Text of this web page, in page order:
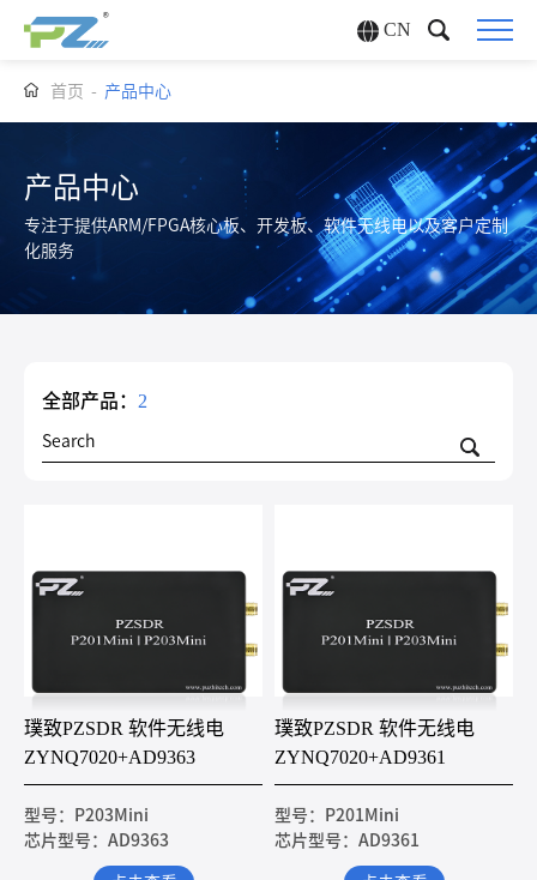
CN
首页 - 产品中心
产品中心
专注于提供ARM/FPGA核心板、开发板、软件无线电以及客户定制
化服务
全部产品： 2
璞致PZSDR 软件无线电
ZYNQ7020+AD9363
型号：P203Mini
芯片型号：AD9363
璞致PZSDR 软件无线电
ZYNQ7020+AD9361
型号：P201Mini
芯片型号：AD9361